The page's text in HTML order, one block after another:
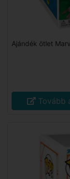
Ajándék ötlet
Tovább